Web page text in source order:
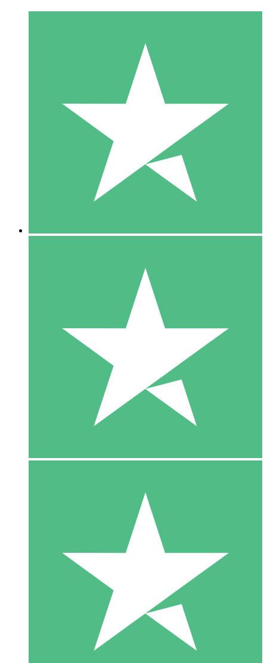
Packs de Crédits Individuels
Payez à l'utilisation avec des crédits de téléchargement. Sans
1 Téléchargement
10 00
10 Téléchargements
20 00